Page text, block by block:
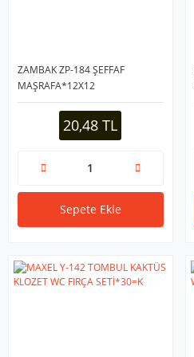
ZAMBAK ZP-184 ŞEFFAF
MAŞRAFA*12X12
20,48 TL
Sepete Ekle